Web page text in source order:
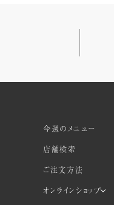
今週のメニュー
店舗検索
ご注文方法
オンラインショップ